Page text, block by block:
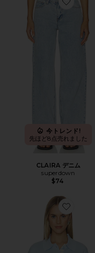
Favorite
今トレンド!
先ほど8点売れました
CLAIRA デニム
superdown
$74
Favorite